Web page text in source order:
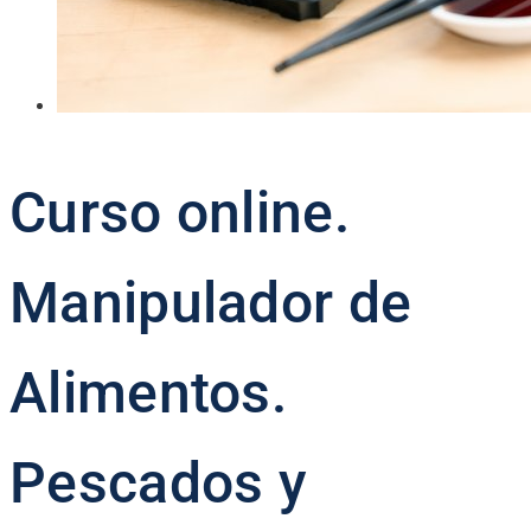
Curso online.
Manipulador de
Alimentos.
Pescados y